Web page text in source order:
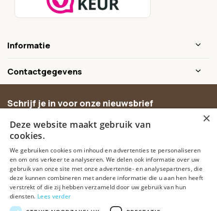
Informatie
Contactgegevens
Schrijf je in voor onze nieuwsbrief
aanbiedingen.
Abonneer
×
Deze website maakt gebruik van
cookies.
We gebruiken cookies om inhoud en advertenties te personaliseren
en om ons verkeer te analyseren. We delen ook informatie over uw
gebruik van onze site met onze advertentie- en analysepartners, die
deze kunnen combineren met andere informatie die u aan hen heeft
verstrekt of die zij hebben verzameld door uw gebruik van hun
diensten. Lees verder